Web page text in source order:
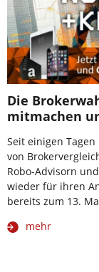
Die
mitmachen
Seit einigen
von
Robo-Advisorn
wieder für ihren
bereits zum 13.
mehr